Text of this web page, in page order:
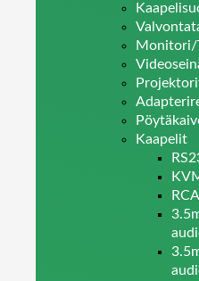
Monitori/
Kaapelit